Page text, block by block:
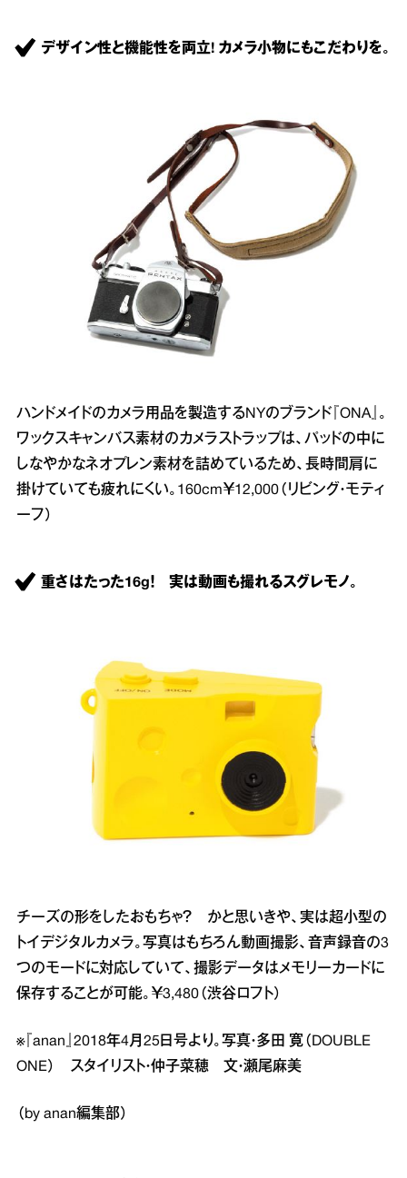
デザイン性と機能性を両立! カメラ小物にもこだわりを。
ハンドメイドのカメラ用品を製造するNYのブランド『ONA』。
ワックスキャンバス素材のカメラストラップは、パッドの中に
しなやかなネオプレン素材を詰めているため、長時間肩に
掛けていても疲れにくい。160cm￥12,000（リビング・モティ
ーフ）
重さはたった16g！ 実は動画も撮れるスグレモノ。
チーズの形をしたおもちゃ？ かと思いきや、実は超小型の
トイデジタルカメラ。写真はもちろん動画撮影、音声録音の3
つのモードに対応していて、撮影データはメモリーカードに
保存することが可能。￥3,480（渋谷ロフト）
※『anan』2018年4月25日号より。写真・多田 寛（DOUBLE
ONE） スタイリスト・仲子菜穂 文・瀬尾麻美
（by anan編集部）